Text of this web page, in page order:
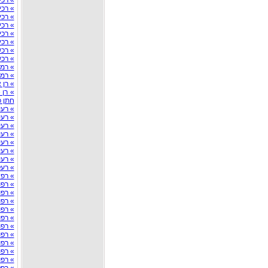
»
»
»
»
»
»
»
»
»
» רן
»
חתן
»
»
»
»
»
»
»
»
»
»
»
»
»
»
»
»
»
»
»